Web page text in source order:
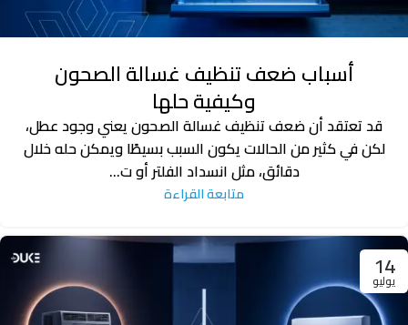
أسباب ضعف تنظيف غسالة الصحون
وكيفية حلها
قد تعتقد أن ضعف تنظيف غسالة الصحون يعني وجود عطل،
لكن في كثير من الحالات يكون السبب بسيطًا ويمكن حله خلال
دقائق، مثل انسداد الفلتر أو ت...
متابعة القراءة
14
يوليو